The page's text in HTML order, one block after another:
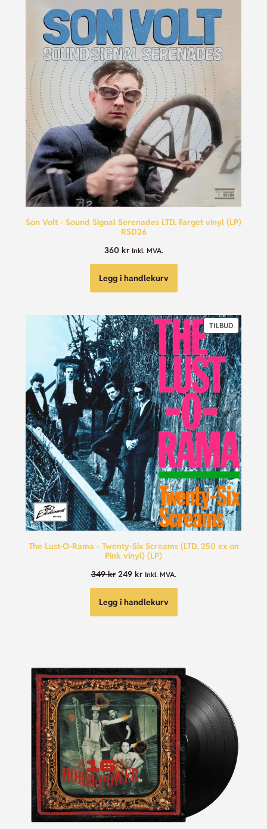
Son Volt - Sound Signal Serenades LTD. Farget vinyl (LP)
RSD26
360 kr Inkl. MVA.
Legg i handlekurv
TILBUD
The Lust-O-Rama - Twenty-Six Screams (LTD. 250 ex on
Pink vinyl) (LP)
349kr 249 kr Inkl. MVA.
Legg i handlekurv